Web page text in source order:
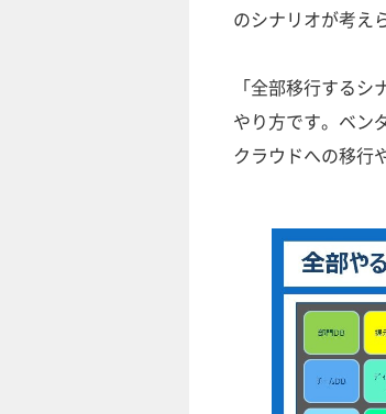
のシナリオが考え
「全部移行する
やり方です。ベン
クラウドへの移行